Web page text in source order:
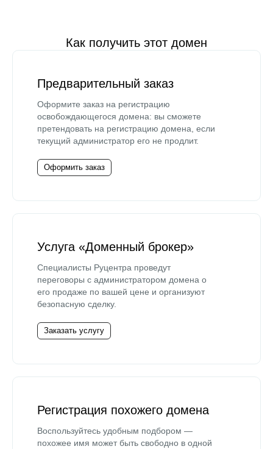
Как получить этот домен
Предварительный заказ
Оформите заказ на регистрацию
освобождающегося домена: вы сможете
претендовать на регистрацию домена, если
текущий администратор его не продлит.
Оформить заказ
Услуга «Доменный брокер»
Специалисты Руцентра проведут
переговоры с администратором домена о
его продаже по вашей цене и организуют
безопасную сделку.
Заказать услугу
Регистрация похожего домена
Воспользуйтесь удобным подбором —
похожее имя может быть свободно в одной